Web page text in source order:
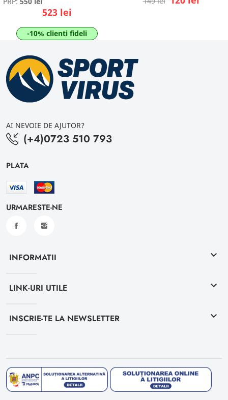
523 lei
-10% clienti fideli
AI NEVOIE DE AJUTOR?
(+4)0723 510 793
PLATA
URMARESTE-NE
INFORMATII keyboard_arrow_down
LINK-URI UTILE keyboard_arrow_down
INSCRIE-TE LA NEWSLETTER keyboard_arrow_down